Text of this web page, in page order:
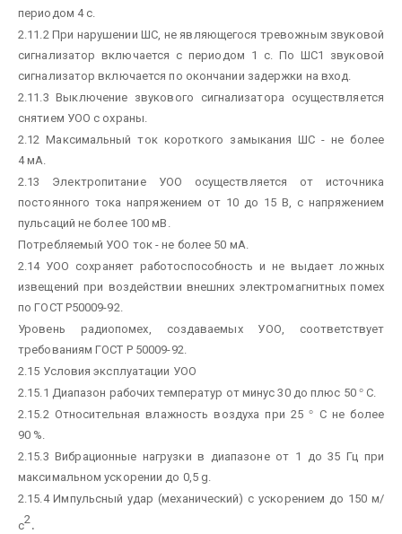
периодом 4 с.
2.11.2 При нарушении ШС, не являющегося тревожным звуковой
сигнализатор включается с периодом 1 с. По ШС1 звуковой
сигнализатор включается по окончании задержки на вход.
2.11.3 Выключение звукового сигнализатора осуществляется
снятием УОО с охраны.
2.12 Максимальный ток короткого замыкания ШС - не более
4 мА.
2.13 Электропитание УОО осуществляется от источника
постоянного тока напряжением от 10 до 15 В, с напряжением
пульсаций не более 100 мВ.
Потребляемый УОО ток - не более 50 мА.
2.14 УОО сохраняет работоспособность и не выдает ложных
извещений при воздействии внешних электромагнитных помех
по ГОСТ Р50009-92.
Уровень радиопомех, создаваемых УОО, соответствует
требованиям ГОСТ Р 50009-92.
2.15 Условия эксплуатации УОО
2.15.1 Диапазон рабочих температур от минус 30 до плюс 50 °С.
2.15.2 Относительная влажность воздуха при 25° С не более
90 %.
2.15.3 Вибрационные нагрузки в диапазоне от 1 до 35 Гц при
максимальном ускорении до 0,5 g.
2.15.4 Импульсный удар (механический) с ускорением до 150 м/
с2.